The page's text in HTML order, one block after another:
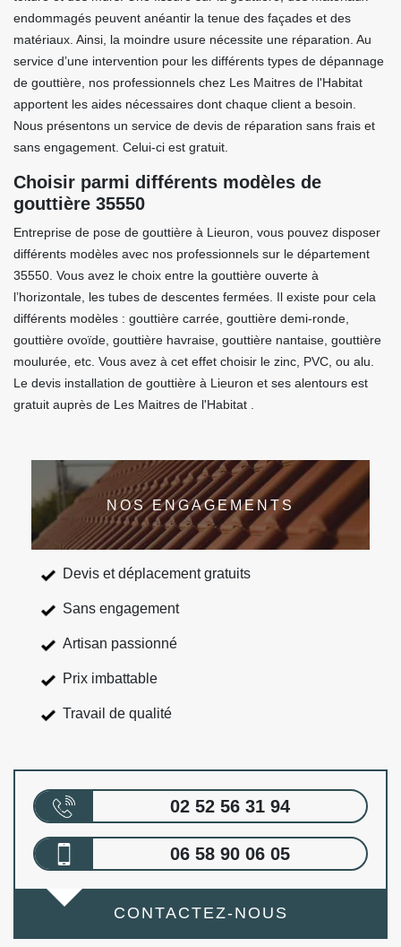
endommagés peuvent anéantir la tenue des façades et des
matériaux. Ainsi, la moindre usure nécessite une réparation. Au
service d’une intervention pour les différents types de dépannage
de gouttière, nos professionnels chez Les Maitres de l'Habitat
apportent les aides nécessaires dont chaque client a besoin.
Nous présentons un service de devis de réparation sans frais et
sans engagement. Celui-ci est gratuit.
Choisir parmi différents modèles de
gouttière 35550
Entreprise de pose de gouttière à Lieuron, vous pouvez disposer
différents modèles avec nos professionnels sur le département
35550. Vous avez le choix entre la gouttière ouverte à
l’horizontale, les tubes de descentes fermées. Il existe pour cela
différents modèles : gouttière carrée, gouttière demi-ronde,
gouttière ovoïde, gouttière havraise, gouttière nantaise, gouttière
moulurée, etc. Vous avez à cet effet choisir le zinc, PVC, ou alu.
Le devis installation de gouttière à Lieuron et ses alentours est
gratuit auprès de Les Maitres de l'Habitat .
NOS ENGAGEMENTS
Devis et déplacement gratuits
Sans engagement
Artisan passionné
Prix imbattable
Travail de qualité
02 52 56 31 94
06 58 90 06 05
CONTACTEZ-NOUS